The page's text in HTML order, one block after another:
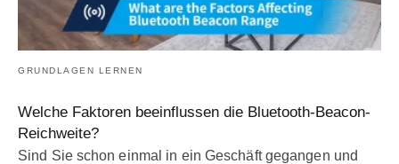
GRUNDLAGEN LERNEN
Welche Faktoren beeinflussen die Bluetooth-Beacon-
Reichweite?
Sind Sie schon einmal in ein Geschäft gegangen und